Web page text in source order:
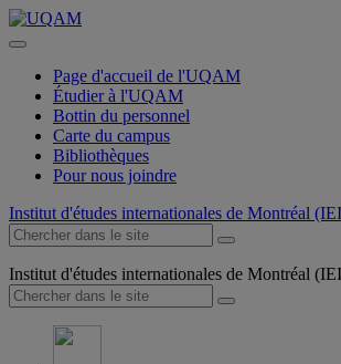
Page d'accueil de l'UQAM
Étudier à l'UQAM
Bottin du personnel
Carte du campus
Bibliothèques
Pour nous joindre
Institut d'études internationales de Montréal
Institut d'études internationales de Montréal